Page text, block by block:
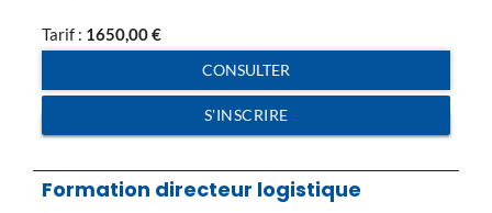
Tarif : 1650,00€
CONSULTER
S'INSCRIRE
Formation directeur logistique